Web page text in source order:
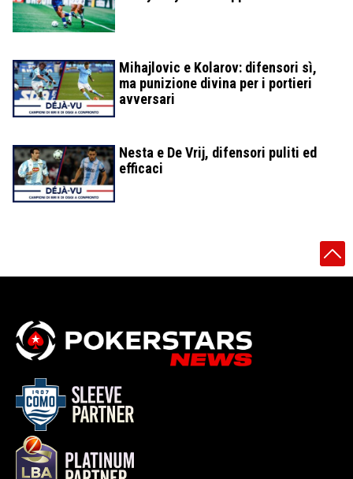
Mihajlovic e Kolarov: difensori sì,
ma punizione divina per i portieri
avversari
Nesta e De Vrij, difensori puliti ed
efficaci